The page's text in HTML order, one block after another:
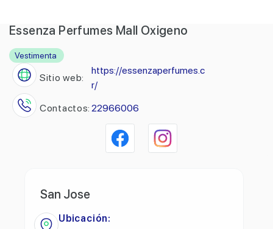
Essenza Perfumes Mall Oxigeno
Vestimenta
Sitio web:
https://essenzaperfumes.c
r/
Contactos: 22966006
San Jose
Ubicación: